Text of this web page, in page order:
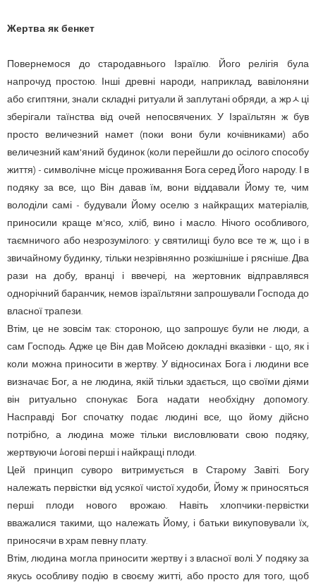
Жертва як бенкет
Повернемося до стародавнього Ізраїлю. Його релігія була
напрочуд простою. Інші древні народи, наприклад, вавілоняни
або єгиптяни, знали складні ритуали й заплутані обряди, а жрﾵці
зберігали таїнства від очей непосвячених. У Ізраїльтян ж був
просто величезний намет (поки вони були кочівниками) або
величезний кам'яний будинок (коли перейшли до осілого способу
життя) - символічне місце проживання Бога серед Його народу. І в
подяку за все, що Він давав їм, вони віддавали Йому те, чим
володіли самі - будували Йому оселю з найкращих матеріалів,
приносили краще м'ясо, хліб, вино і масло. Нічого особливого,
таємничого або незрозумілого: у святилищі було все те ж, що і в
звичайному будинку, тільки незрівнянно розкішніше і рясніше. Два
рази на добу, вранці і ввечері, на жертовник відправлявся
однорічний баранчик, немов ізраїльтяни запрошували Господа до
власної трапези.
Втім, це не зовсім так: стороною, що запрошує були не люди, а
сам Господь. Адже це Він дав Мойсею докладні вказівки - що, як і
коли можна приносити в жертву. У відносинах Бога і людини все
визначає Бог, а не людина, якій тільки здається, що своїми діями
він ритуально спонукає Бога надати необхідну допомогу.
Насправді Бог спочатку подає людині все, що йому дійсно
потрібно, а людина може тільки висловлювати свою подяку,
жертвуючи ﾑогові перші і найкращі плоди.
Цей принцип суворо витримується в Старому Завіті. Богу
належать первістки від усякої чистої худоби, Йому ж приносяться
перші плоди нового врожаю. Навіть хлопчики-первістки
вважалися такими, що належать Йому, і батьки викуповували їх,
приносячи в храм певну плату.
Втім, людина могла приносити жертву і з власної волі. У подяку за
якусь особливу подію в своєму житті, або просто для того, щоб